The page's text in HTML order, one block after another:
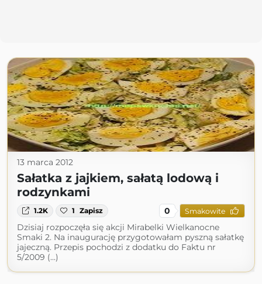
13 marca 2012
Sałatka z jajkiem, sałatą lodową i
rodzynkami
1.2K 1 Zapisz 0 Smakowite
Dzisiaj rozpoczęła się akcji Mirabelki Wielkanocne
Smaki 2. Na inaugurację przygotowałam pyszną sałatkę
jajeczną. Przepis pochodzi z dodatku do Faktu nr
5/2009 (...)